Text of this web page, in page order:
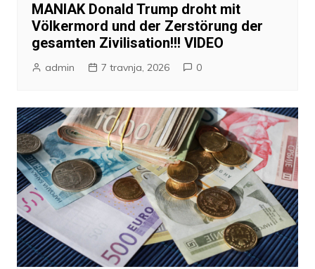
MANIAK Donald Trump droht mit
Völkermord und der Zerstörung der
gesamten Zivilisation!!! VIDEO
admin 7 travnja, 2026 0